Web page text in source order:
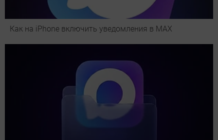
Как на iPhone включить уведомления в MAX